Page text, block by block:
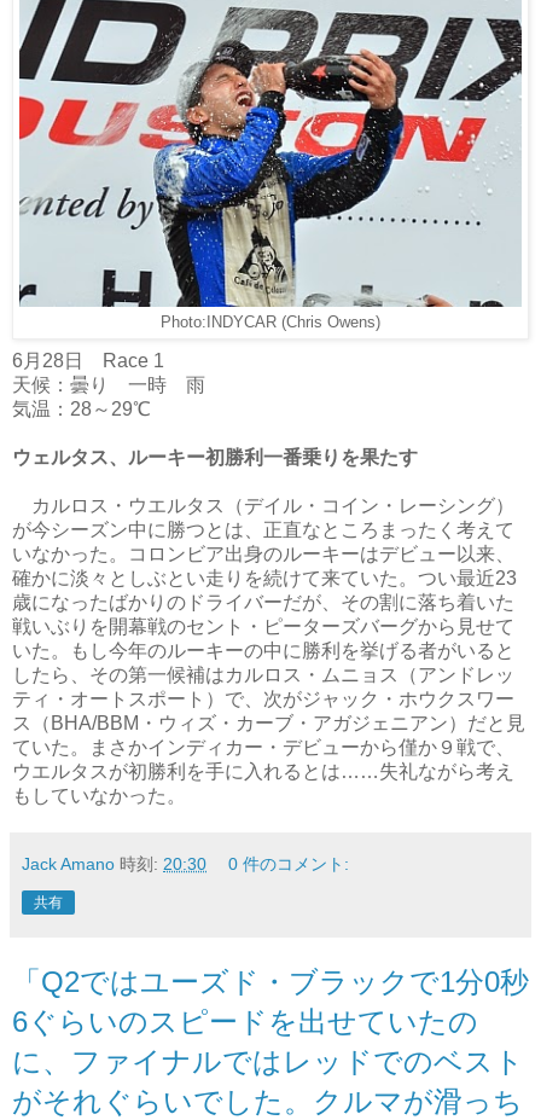
Photo:INDYCAR (Chris Owens)
6月28日 Race 1
天候：曇り 一時 雨
気温：28～29℃
ウェルタス、ルーキー初勝利一番乗りを果たす
カルロス・ウエルタス（デイル・コイン・レーシング）
が今シーズン中に勝つとは、正直なところまったく考えて
いなかった。コロンビア出身のルーキーはデビュー以来、
確かに淡々としぶとい走りを続けて来ていた。つい最近23
歳になったばかりのドライバーだが、その割に落ち着いた
戦いぶりを開幕戦のセント・ピーターズバーグから見せて
いた。もし今年のルーキーの中に勝利を挙げる者がいると
したら、その第一候補はカルロス・ムニョス（アンドレッ
ティ・オートスポート）で、次がジャック・ホウクスワー
ス（BHA/BBM・ウィズ・カーブ・アガジェニアン）だと見
ていた。まさかインディカー・デビューから僅か９戦で、
ウエルタスが初勝利を手に入れるとは……失礼ながら考え
もしていなかった。
Jack Amano 時刻: 20:30 0 件のコメント:
共有
「Q2ではユーズド・ブラックで1分0秒
6ぐらいのスピードを出せていたの
に、ファイナルではレッドでのベスト
がそれぐらいでした。クルマが滑っち